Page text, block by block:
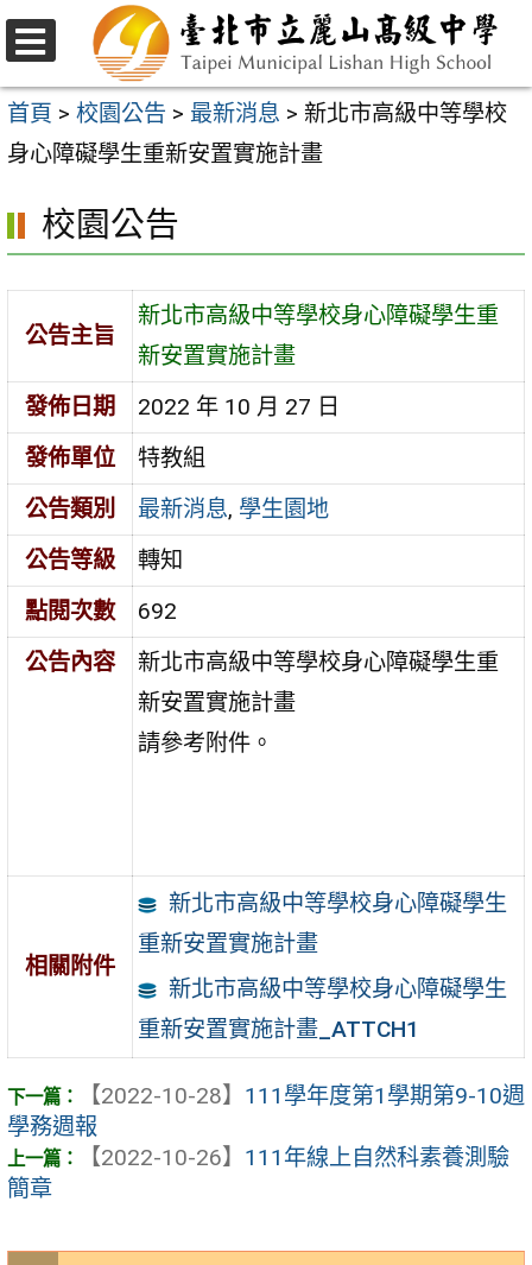
跳
至
主
要
容
區
選
單
首頁 > 校園公告 > 最新消息 > 新北市高級中等學校
身心障礙學生重新安置實施計畫
校園公告
公告主旨
新北市高級中等學校身心障礙學生重
新安置實施計畫
發佈日期
2022 年 10 月 27 日
發佈單位
特教組
公告類別
最新消息, 學生園地
公告等級
轉知
點閱次數
692
公告內容
新北市高級中等學校身心障礙學生重
新安置實施計畫
請參考附件。
相關附件
新北市高級中等學校身心障礙學生
重新安置實施計畫
新北市高級中等學校身心障礙學生
重新安置實施計畫_ATTCH1
【2022-10-28】 111學年度第1學期第9-10週
學務週報
【2022-10-26】 111年線上自然科素養測驗
簡章